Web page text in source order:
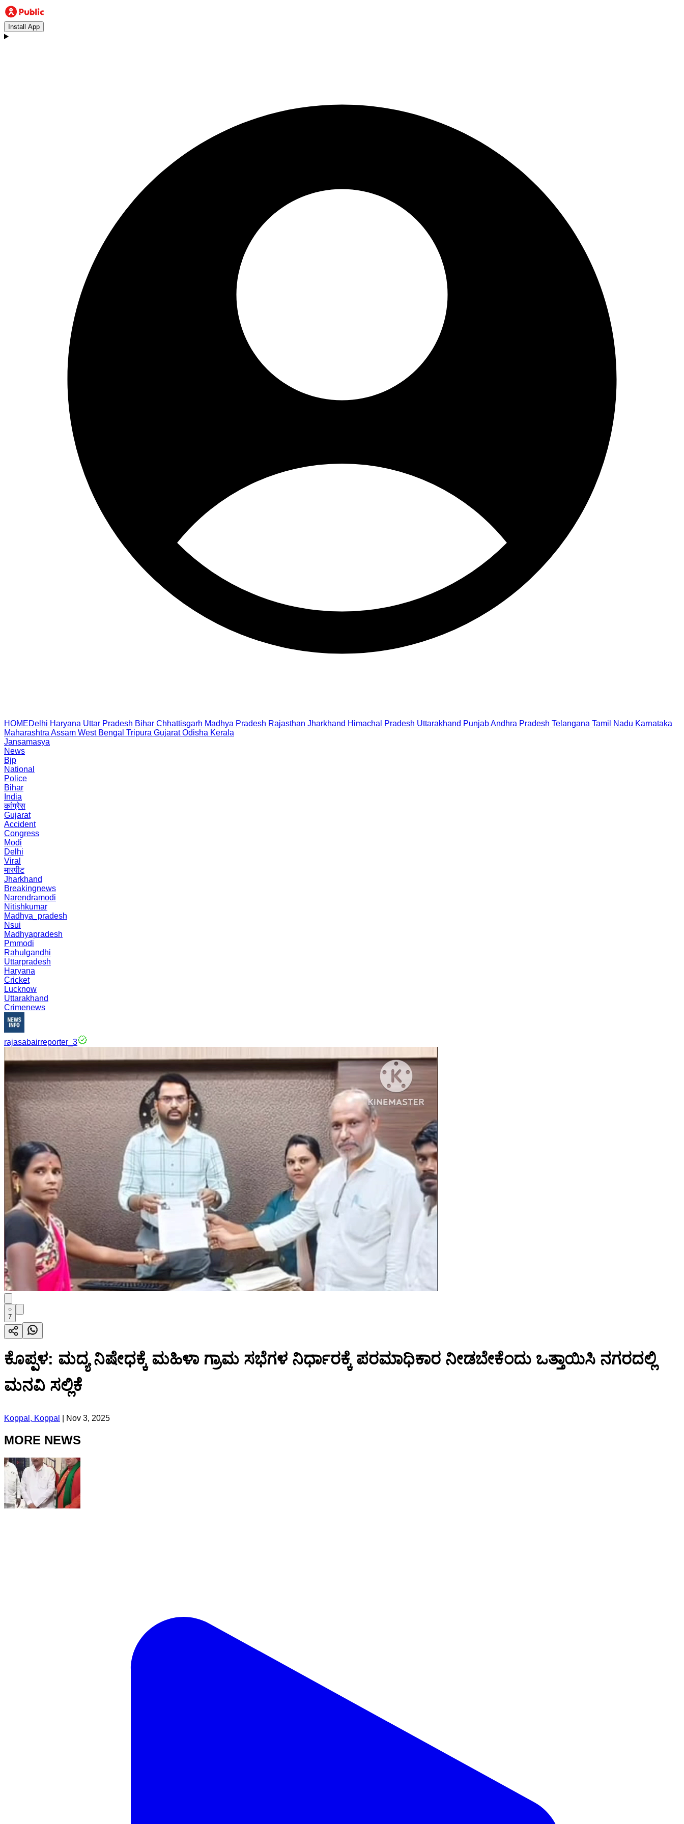
Install App
HOMEDelhi Haryana Uttar Pradesh Bihar Chhattisgarh Madhya Pradesh Rajasthan Jharkhand Himachal Pradesh Uttarakhand PunjabAndhra Pradesh Telangana Tamil Nadu Karnataka
Maharashtra Assam West Bengal Tripura Gujarat Odisha Kerala
Jansamasya
News
Bjp
National
Police
Bihar
India
कांग्रेस
Gujarat
Accident
Congress
Modi
Delhi
Viral
मारपीट
Jharkhand
Breakingnews
Narendramodi
Nitishkumar
Madhya_pradesh
Nsui
Madhyapradesh
Pmmodi
Rahulgandhi
Uttarpradesh
Haryana
Cricket
Lucknow
Uttarakhand
Crimenews
rajasabairreporter_3
7
ಕೊಪ್ಪಳ: ಮದ್ಯ ನಿಷೇಧಕ್ಕೆ ಮಹಿಳಾ ಗ್ರಾಮ ಸಭೆಗಳ ನಿರ್ಧಾರಕ್ಕೆ ಪರಮಾಧಿಕಾರ ನೀಡಬೇಕೆಂದು ಒತ್ತಾಯಿಸಿ ನಗರದಲ್ಲಿ
ಮನವಿ ಸಲ್ಲಿಕೆ
Koppal, Koppal Nov 3, 2025
MORE NEWS